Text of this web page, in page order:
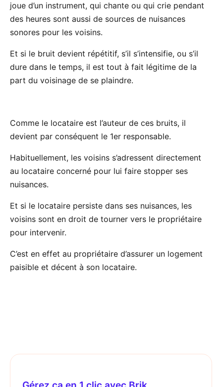
joue d’un instrument, qui chante ou qui crie pendant
des heures sont aussi de sources de nuisances
sonores pour les voisins.
Et si le bruit devient répétitif, s’il s’intensifie, ou s’il
dure dans le temps, il est tout à fait légitime de la
part du voisinage de se plaindre.
Comme le locataire est l’auteur de ces bruits, il
devient par conséquent le 1er responsable.
Habituellement, les voisins s’adressent directement
au locataire concerné pour lui faire stopper ses
nuisances.
Et si le locataire persiste dans ses nuisances, les
voisins sont en droit de tourner vers le propriétaire
pour intervenir.
C’est en effet au propriétaire d’assurer un logement
paisible et décent à son locataire.